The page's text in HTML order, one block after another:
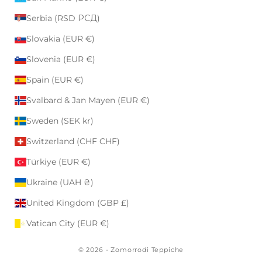
Serbia (RSD РСД)
Slovakia (EUR €)
Slovenia (EUR €)
Spain (EUR €)
Svalbard & Jan Mayen (EUR €)
Sweden (SEK kr)
Switzerland (CHF CHF)
Türkiye (EUR €)
Ukraine (UAH ₴)
United Kingdom (GBP £)
Vatican City (EUR €)
© 2026 - Zomorrodi Teppiche